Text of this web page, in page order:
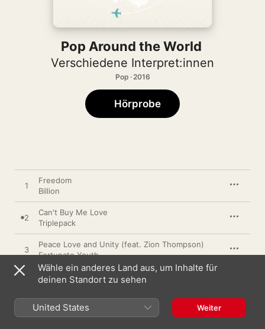
Pop Around the World
Verschiedene Interpret:innen
Pop · 2016
Hörprobe
1
Freedom
Billion
2
Can't Buy Me Love
Triplepack
3
Peace Love and Unity (feat. Zion Thompson)
Fortunate Youth
Let's Love to Be Peace
Sitting on Freedom (feat. Yuri)
MZK
Wähle ein anderes Land aus, um Inhalte für
deinen Standort zu sehen
United States Weiter